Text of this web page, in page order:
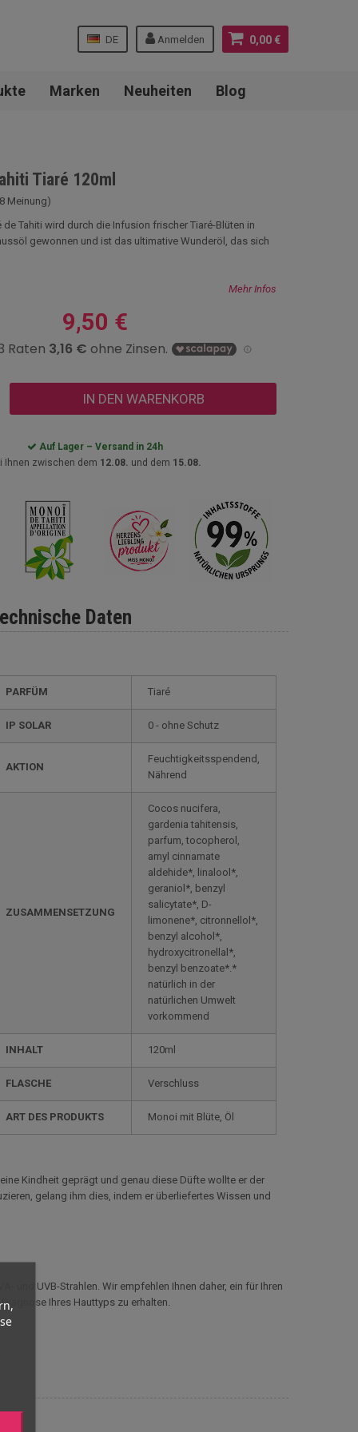
0,00 €
Anmelden
DE
Marken Neuheiten Blog
Tiaré 120ml
Meinung)
de Tahiti wird durch die Infusion frischer Tiaré-Blüten in
gewonnen und ist das ultimative Wunderöl, das sich
Mehr Infos
9,50 €
IN DEN WARENKORB
Auf Lager – Versand in 24h
Ihnen zwischen dem 12.08. und dem 15.08.
Daten
PARFÜM Tiaré
IP SOLAR 0 - ohne Schutz
AKTION
Feuchtigkeitsspendend,
Nährend
ZUSAMMENSETZUNG
Cocos nucifera,
gardenia tahitensis,
parfum, tocopherol,
amyl cinnamate
aldehide*, linalool*,
geraniol*, benzyl
salicytate*, D-
limonene*, citronnellol*,
benzyl alcohol*,
hydroxycitronellal*,
benzyl benzoate*.*
natürlich in der
natürlichen Umwelt
vorkommend
INHALT 120ml
FLASCHE Verschluss
ART DES PRODUKTS Monoi mit Blüte, Öl
Kindheit geprägt und genau diese Düfte wollte er der
gelang ihm dies, indem er überliefertes Wissen und
und UVB-Strahlen. Wir empfehlen Ihnen daher, ein für Ihren
Ihres Hauttyps zu erhalten.